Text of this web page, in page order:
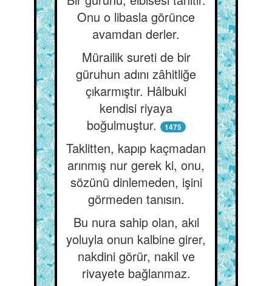
Onu o libasla görünce
avamdan derler.
Mürailik sureti de bir
güruhun adını zâhitliğe
çıkarmıştır. Hâlbuki
kendisi riyaya
boğulmuştur.
1475
Taklitten, kapıp kaçmadan
arınmış nur gerek ki, onu,
sözünü dinlemeden, işini
görmeden tanısın.
Bu nura sahip olan, akıl
yoluyla onun kalbine girer,
nakdini görür, nakil ve
rivayete bağlanmaz.